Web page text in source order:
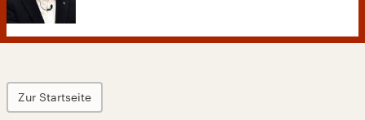
Zur Startseite